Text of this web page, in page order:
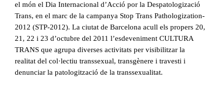
el món el Dia Internacional d’Acció por la Despatologizació
Trans, en el marc de la campanya Stop Trans Pathologization-
2012 (STP-2012). La ciutat de Barcelona acull els propers 20,
21, 22 i 23 d’octubre del 2011 l’esdeveniment CULTURA
TRANS que agrupa diverses activitats per visibilitzar la
realitat del col·lectiu transsexual, transgènere i travesti i
denunciar la patologització de la transsexualitat.